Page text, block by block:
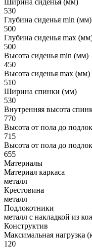
530
Глубина сиденья min (мм)
500
Глубина сиденья max
500
Высота сиденья min (мм)
450
Высота сиденья max (мм)
510
Ширина спинки (мм)
530
Внутренняя высота
770
Высота от пола до
715
Высота от пола до
655
Материалы
Материал каркаса
металл
Крестовина
металл
Подлокотники
металл с накладкой из
Конструктив
Максимальная нагрузка
120